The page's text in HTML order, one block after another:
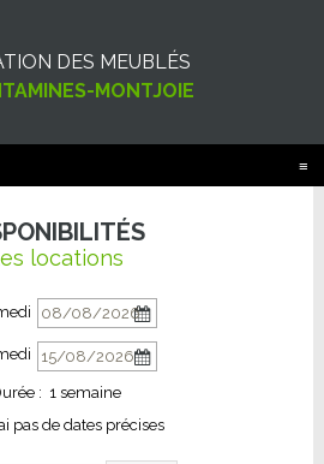
DES MEUBLÉS
MONTJOIE
locations
: 1 semaine
pas de dates précises